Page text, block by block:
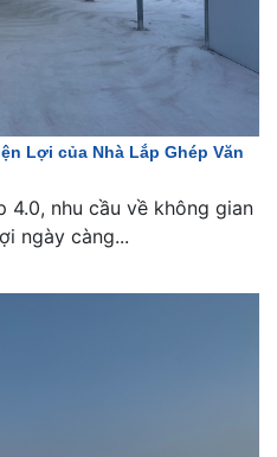
Lợi của Nhà Lắp Ghép Văn
4.0, nhu cầu về không gian
ngày càng...